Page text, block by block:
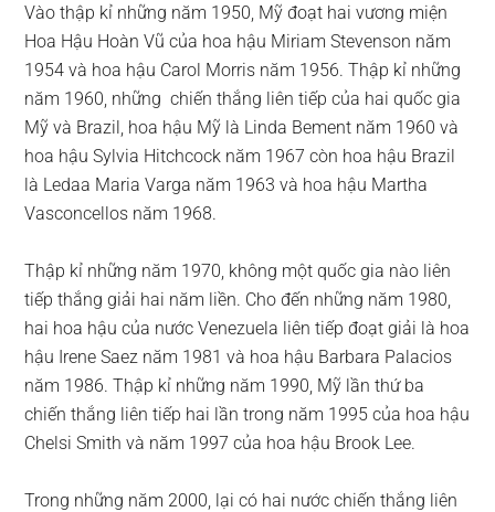
Vào thập kỉ những năm 1950, Mỹ đoạt hai vương miện
Hoa Hậu Hoàn Vũ của hoa hậu Miriam Stevenson năm
1954 và hoa hậu Carol Morris năm 1956. Thập kỉ những
năm 1960, những chiến thắng liên tiếp của hai quốc gia
Mỹ và Brazil, hoa hậu Mỹ là Linda Bement năm 1960 và
hoa hậu Sylvia Hitchcock năm 1967 còn hoa hậu Brazil
là Ledaa Maria Varga năm 1963 và hoa hậu Martha
Vasconcellos năm 1968.
Thập kỉ những năm 1970, không một quốc gia nào liên
tiếp thắng giải hai năm liền. Cho đến những năm 1980,
hai hoa hậu của nước Venezuela liên tiếp đoạt giải là hoa
hậu Irene Saez năm 1981 và hoa hậu Barbara Palacios
năm 1986. Thập kỉ những năm 1990, Mỹ lần thứ ba
chiến thắng liên tiếp hai lần trong năm 1995 của hoa hậu
Chelsi Smith và năm 1997 của hoa hậu Brook Lee.
Trong những năm 2000, lại có hai nước chiến thắng liên